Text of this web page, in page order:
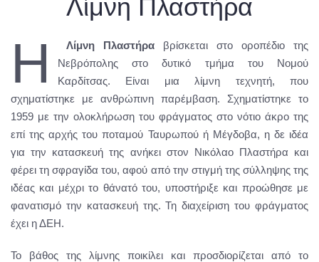
Λίμνη Πλαστήρα
Η Λίμνη Πλαστήρα βρίσκεται στο οροπέδιο της
Νεβρόπολης στο δυτικό τμήμα του Νομού
Καρδίτσας. Είναι μια λίμνη τεχνητή, που
σχηματίστηκε με ανθρώπινη παρέμβαση. Σχηματίστηκε το
1959 με την ολοκλήρωση του φράγματος στο νότιο άκρο της
επί της αρχής του ποταμού Ταυρωπού ή Μέγδοβα, η δε ιδέα
για την κατασκευή της ανήκει στον Νικόλαο Πλαστήρα και
φέρει τη σφραγίδα του, αφού από την στιγμή της σύλληψης της
ιδέας και μέχρι το θάνατό του, υποστήριξε και προώθησε με
φανατισμό την κατασκευή της. Τη διαχείριση του φράγματος
έχει η ΔΕΗ.
Το βάθος της λίμνης ποικίλει και προσδιορίζεται από το